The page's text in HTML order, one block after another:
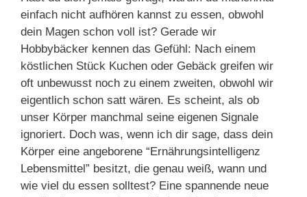
einfach nicht aufhören kannst zu essen, obwohl
dein Magen schon voll ist? Gerade wir
Hobbybäcker kennen das Gefühl: Nach einem
köstlichen Stück Kuchen oder Gebäck greifen wir
oft unbewusst noch zu einem zweiten, obwohl wir
eigentlich schon satt wären. Es scheint, als ob
unser Körper manchmal seine eigenen Signale
ignoriert. Doch was, wenn ich dir sage, dass dein
Körper eine angeborene “Ernährungsintelligenz
Lebensmittel” besitzt, die genau weiß, wann und
wie viel du essen solltest? Eine spannende neue